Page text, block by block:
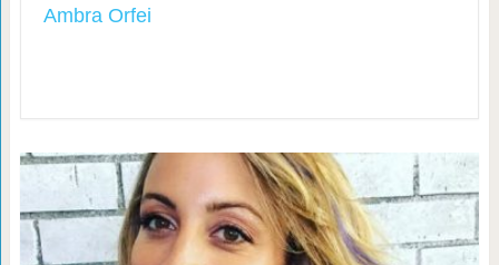
Ambra Orfei